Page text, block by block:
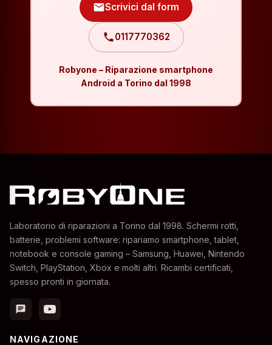
mailScrivici dal form
phone0117770362
Robyone – Riparazione smartphone
Android a Torino dal 1998
Laboratorio di riparazioni a Torino dal 1998. Schermi rotti,
batterie, problemi software: ripariamo smartphone, tablet,
notebook e console gaming – Samsung, Huawei, Nintendo
Switch, PlayStation, Xbox e molti altri. Ricambi certificati,
spesso pronti in giornata.
chat
NAVIGAZIONE